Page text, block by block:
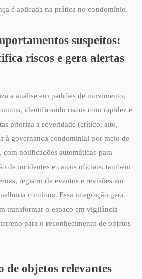
é aplicada na prática no condomínio.
suspeitos:
riscos e gera alertas
a análise em padrões de movimento,
identificando riscos com rapidez e
prioriza a severidade (crítico, alto,
à governança condominial por meio de
com notificações automáticas para
de incidentes e canais oficiais; também
registro de eventos e revisões em
contínua. Essa integração gera
transformar o espaço em vigilância
para o reconhecimento de objetos
de objetos relevantes